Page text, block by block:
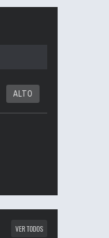
ALTO
VER TODOS